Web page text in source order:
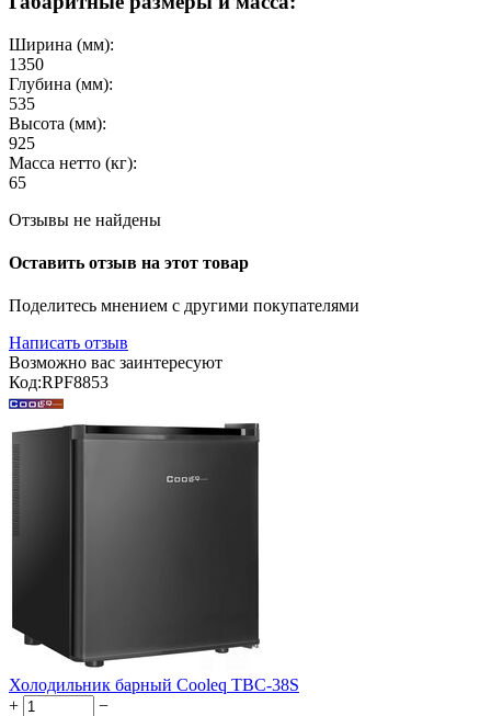
Ширина (мм):
1350
Глубина (мм):
535
Высота (мм):
925
Масса нетто (кг):
65
Отзывы не найдены
Оставить отзыв на этот товар
Поделитесь мнением с другими покупателями
Написать отзыв
Возможно вас заинтересуют
Код:RPF8853
Холодильник барный Cooleq TBC-38S
+
−